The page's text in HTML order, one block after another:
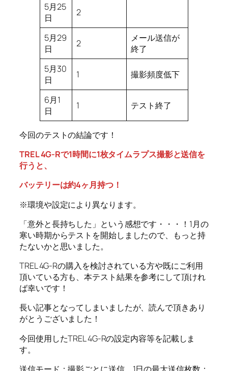
5月25
日
2
5月29
日
2
メール送信が
終了
5月30
日
1 撮影頻度低下
6月1
日
1 テスト終了
今回のテストの結論です！
TREL 4G-Rで1時間に1枚タイムラプス撮影と送信を
行うと、
バッテリーは約4ヶ月持つ！
※環境や設定により異なります。
「意外と長持ちした」という感想です・・・！1月の
寒い時期からテストを開始しましたので、もっと持
たないかと思いました。
TREL 4G-Rの購入を検討されている方や既にご利用
頂いている方も、本テスト結果を参考にして頂けれ
ば幸いです！
長い記事となってしまいましたが、読んで頂きあり
がとうございました！
今回使用したTREL 4G-Rの設定内容等を記載しま
す。